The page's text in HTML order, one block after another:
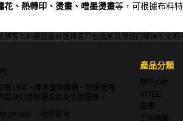
花、熱轉印、燙畫、噌墨燙畫等，可根據布料
博客布料總匯設計選擇客戶包括常見問題訂購指引 常用
逾18年，專為金融機構、物業管理
身訂造制服設計及生產服務。
政府認可
產品分類
關於iGift
印TEE
風褸
工作制服